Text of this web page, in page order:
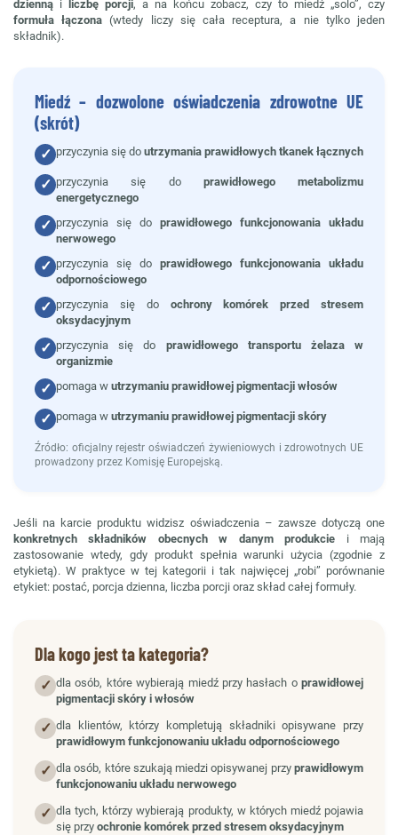
dzienną i liczbę porcji, a na końcu zobacz, czy to miedź „solo”, czy
formuła łączona (wtedy liczy się cała receptura, a nie tylko jeden
składnik).
Miedź – dozwolone oświadczenia zdrowotne UE
(skrót)
✓ przyczynia się do utrzymania prawidłowych tkanek łącznych
✓ przyczynia się do prawidłowego metabolizmu
energetycznego
✓ przyczynia się do prawidłowego funkcjonowania układu
nerwowego
✓ przyczynia się do prawidłowego funkcjonowania układu
odpornościowego
✓ przyczynia się do ochrony komórek przed stresem
oksydacyjnym
✓ przyczynia się do prawidłowego transportu żelaza w
organizmie
✓ pomaga w utrzymaniu prawidłowej pigmentacji włosów
✓ pomaga w utrzymaniu prawidłowej pigmentacji skóry
Źródło: oficjalny rejestr oświadczeń żywieniowych i zdrowotnych UE
prowadzony przez Komisję Europejską.
Jeśli na karcie produktu widzisz oświadczenia – zawsze dotyczą one
konkretnych składników obecnych w danym produkcie i mają
zastosowanie wtedy, gdy produkt spełnia warunki użycia (zgodnie z
etykietą). W praktyce w tej kategorii i tak najwięcej „robi” porównanie
etykiet: postać, porcja dzienna, liczba porcji oraz skład całej formuły.
Dla kogo jest ta kategoria?
✓ dla osób, które wybierają miedź przy hasłach o prawidłowej
pigmentacji skóry i włosów
✓ dla klientów, którzy kompletują składniki opisywane przy
prawidłowym funkcjonowaniu układu odpornościowego
✓ dla osób, które szukają miedzi opisywanej przy prawidłowym
funkcjonowaniu układu nerwowego
✓ dla tych, którzy wybierają produkty, w których miedź pojawia
się przy ochronie komórek przed stresem oksydacyjnym